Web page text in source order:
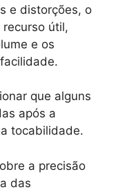
e distorções, o
útil,
e os
que alguns
após a
tocabilidade.
a precisão
das